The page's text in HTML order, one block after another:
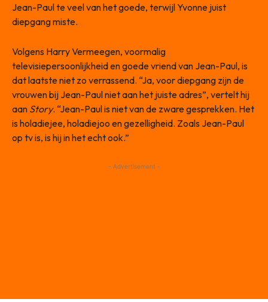
Jean-Paul te veel van het goede, terwijl Yvonne juist
diepgang miste.
Volgens Harry Vermeegen, voormalig
televisiepersoonlijkheid en goede vriend van Jean-Paul, is
dat laatste niet zo verrassend. “Ja, voor diepgang zijn de
vrouwen bij Jean-Paul niet aan het juiste adres”, vertelt hij
aan Story. “Jean-Paul is niet van de zware gesprekken. Het
is holadiejee, holadiejoo en gezelligheid. Zoals Jean-Paul
op tv is, is hij in het echt ook.”
- Advertisement -